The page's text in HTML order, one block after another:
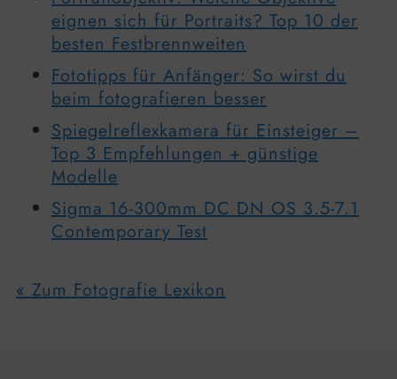
eignen sich für Portraits? Top 10 der
besten Festbrennweiten
Fototipps für Anfänger: So wirst du
beim fotografieren besser
Spiegelreflexkamera für Einsteiger –
Top 3 Empfehlungen + günstige
Modelle
Sigma 16-300mm DC DN OS 3.5-7.1
Contemporary Test
« Zum Fotografie Lexikon